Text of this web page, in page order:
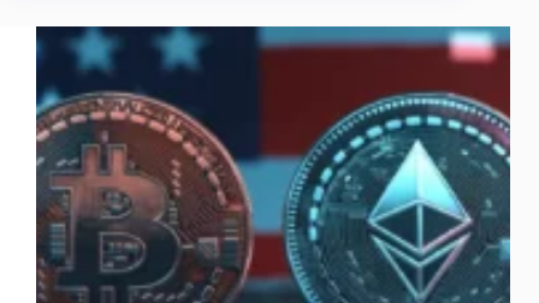
оскільки
налаштування
року
повторюються
–
54
тисячі
доларів
далі?